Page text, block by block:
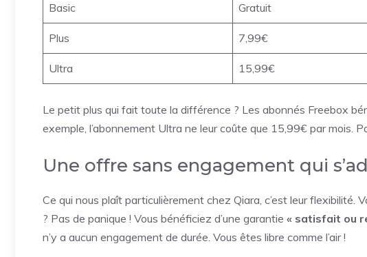
Basic Gratuit
Plus 7,99€
Ultra 15,99€
Le petit plus qui fait toute la différence ? Les abonnés Freebox
exemple, l’abonnement Ultra ne leur coûte que 15,99€ par mois.
Une offre sans engagement qui
Ce qui nous plaît particulièrement chez Qiara, c’est leur flexibilité.
? Pas de panique ! Vous bénéficiez d’une garantie « satisfait ou
n’y a aucun engagement de durée. Vous êtes libre comme l’air !